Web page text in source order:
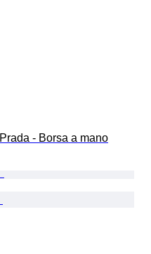
Prada - Borsa a mano